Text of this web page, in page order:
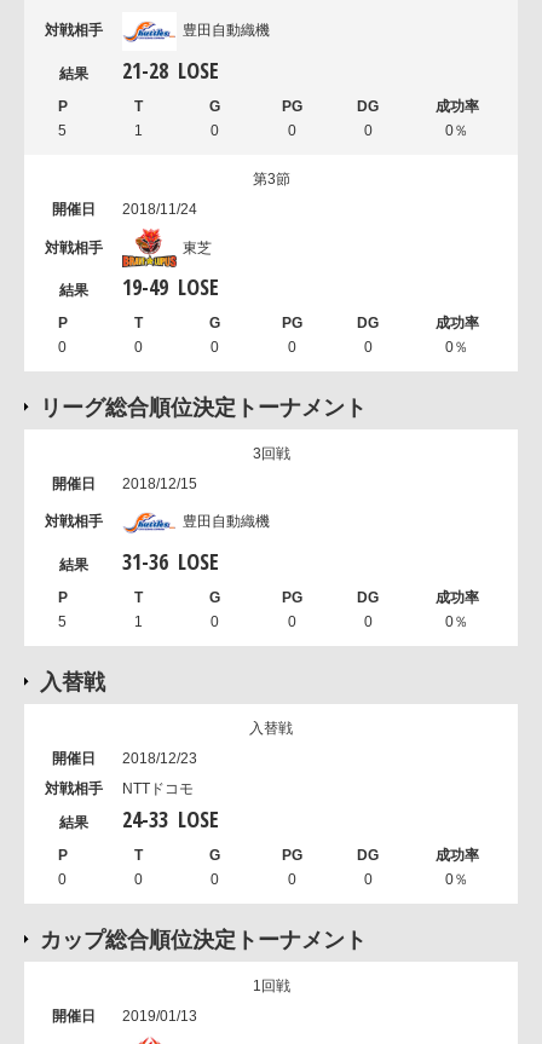
豊田自動織機
21-28 LOSE
5 1 0 0 0 0％
第3節
2018/11/24
東芝
19-49 LOSE
0 0 0 0 0 0％
リーグ総合順位決定トーナメント
3回戦
2018/12/15
豊田自動織機
31-36 LOSE
5 1 0 0 0 0％
入替戦
入替戦
2018/12/23
NTTドコモ
24-33 LOSE
0 0 0 0 0 0％
カップ総合順位決定トーナメント
1回戦
2019/01/13